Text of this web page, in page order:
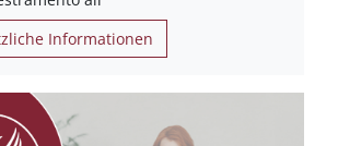
Informationen